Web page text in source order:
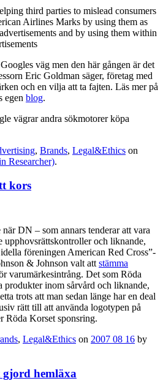
third parties to mislead consumers
Airlines Marks by using them as
and by using them within
väg men den här gången är det
Eric Goldman säger, företag med
och en vilja att ta fajten. Läs mer på
egen blog.
vägrar andra sökmotorer köpa
, Brands, Legal&Ethics on
Researcher).
kors
DN – som annars tenderar att vara
upphovsrättskontroller och liknande,
föreningen American Red Cross”-
& Johnson valt att stämma
varumärkesintrång. Det som Röda
produkter inom sårvård och liknande,
trots att man sedan länge har en deal
rätt till att använda logotypen på
Röda Korset sponsring.
, Legal&Ethics on 2007 08 16 by
gjord hemläxa